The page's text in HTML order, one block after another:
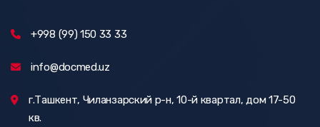
+998 (99) 150 33 33
info@docmed.uz
г.Ташкент, Чиланзарский р-н, 10-й квартал, дом 17-50
кв.